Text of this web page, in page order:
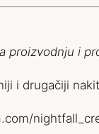
proizvodnju i
i drugačiji